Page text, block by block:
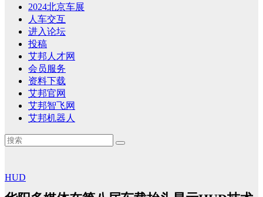
2024北京车展
人车交互
进入论坛
投稿
艾邦人才网
会员服务
资料下载
艾邦官网
艾邦智飞网
艾邦机器人
HUD